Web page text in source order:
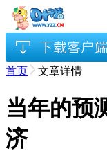
首页 文章详情
当年的预
济